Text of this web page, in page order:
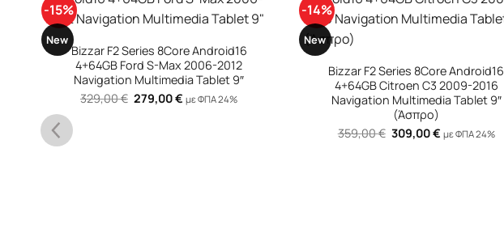
-15%
New
+
Bizzar F2 Series 8Core Android16
4+64GB Ford S-Max 2006-2012
Navigation Multimedia Tablet 9″
329,00€ Original
price
279,00€ Η
τρέχουσα
με ΦΠΑ 24%
-14%
New
Bizzar F2 Series 8Core Android16
4+64GB Citroen C3 2009-2016
Navigation Multimedia Tablet 9″
(Άσπρο)
359,00€ Original
price
309,00€ Η
τρέχουσα
με ΦΠΑ 24%